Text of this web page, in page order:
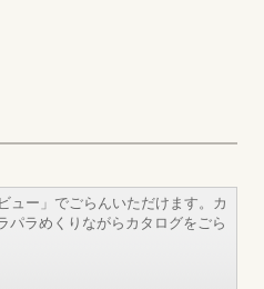
ュー」でごらんいただけます。カ
パラめくりながらカタログをごら